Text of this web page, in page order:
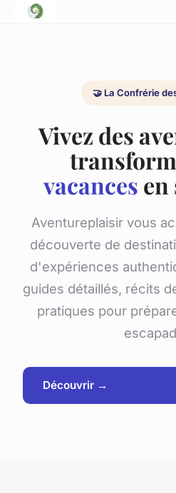
🤝 La Confrérie
Vivez des
vacances en
Aventureplaisir vous
découverte de
d'expériences
guides détaillés, récits
pratiques pour
Découvrir →